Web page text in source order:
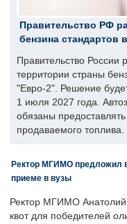
Правительство РФ
бензина стандартов
Правительство России
территории страны
"Евро-2". Решение
1 июля 2027 года.
обязаны
продаваемого топлива.
Ректор МГИМО предложил
приеме в вузы
Ректор МГИМО Анатолий
квот для победителей